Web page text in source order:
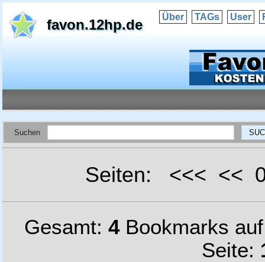
favon.12hp.de Über TAGs User
Suchen
Seiten: <<< <<
Gesamt: 4Bookmarks
Seite: